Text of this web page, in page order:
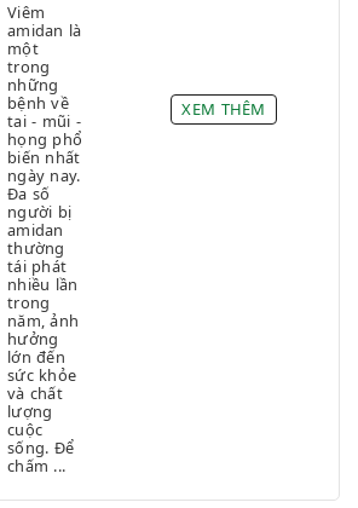
Viêm
amidan là
một
trong
những
bệnh về
tai - mũi -
họng phổ
biến nhất
ngày nay.
Đa số
người bị
amidan
thường
tái phát
nhiều lần
trong
năm, ảnh
hưởng
lớn đến
sức khỏe
và chất
lượng
cuộc
sống. Để
chấm ...
XEM THÊM